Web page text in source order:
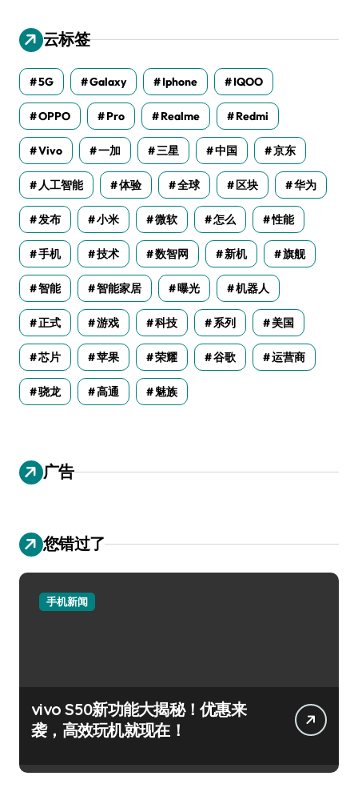
云标签
5G Galaxy Iphone IQOO
OPPO Pro Realme Redmi
Vivo 一加 三星 中国 京东
人工智能 体验 全球 区块 华为
发布 小米 微软 怎么 性能
手机 技术 数智网 新机 旗舰
智能 智能家居 曝光 机器人
正式 游戏 科技 系列 美国
芯片 苹果 荣耀 谷歌 运营商
骁龙 高通 魅族
广告
您错过了
手机新闻
vivo S50新功能大揭秘！优惠来
袭，高效玩机就现在！